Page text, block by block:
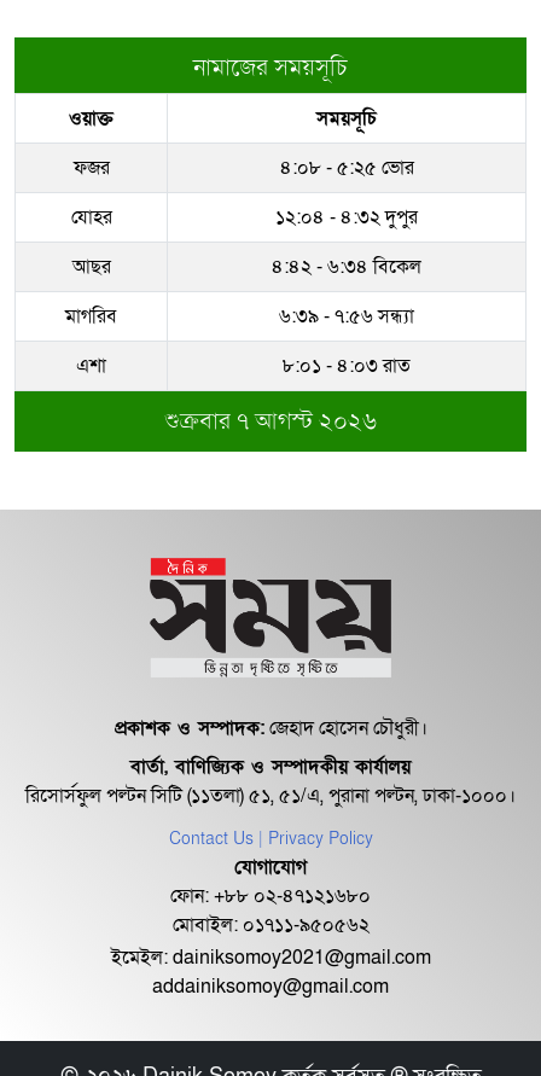
নামাজের সময়সূচি
ওয়াক্ত
সময়সূচি
ফজর
৪:০৮ - ৫:২৫ ভোর
যোহর
১২:০৪ - ৪:৩২ দুপুর
আছর
৪:৪২ - ৬:৩৪ বিকেল
মাগরিব
৬:৩৯ - ৭:৫৬ সন্ধ্যা
এশা
৮:০১ - ৪:০৩ রাত
শুক্রবার ৭ আগস্ট ২০২৬
প্রকাশক ও সম্পাদক:জেহাদ হোসেন চৌধুরী।
বার্তা, বাণিজ্যিক ও সম্পাদকীয় কার্যালয়
রিসোর্সফুল পল্টন সিটি (১১তলা) ৫১, ৫১/এ, পুরানা পল্টন, ঢাকা-১০০০।
Contact Us | Privacy Policy
যোগাযোগ
ফোন: +৮৮ ০২-৪৭১২১৬৮০
মোবাইল: ০১৭১১-৯৫০৫৬২
ইমেইল:dainiksomoy2021@gmail.com
addainiksomoy@gmail.com